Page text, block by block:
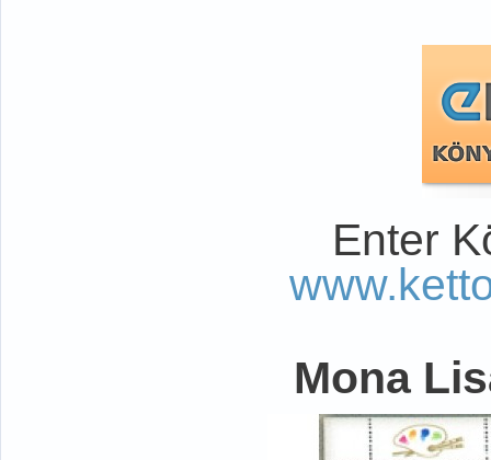
Enter
Mona